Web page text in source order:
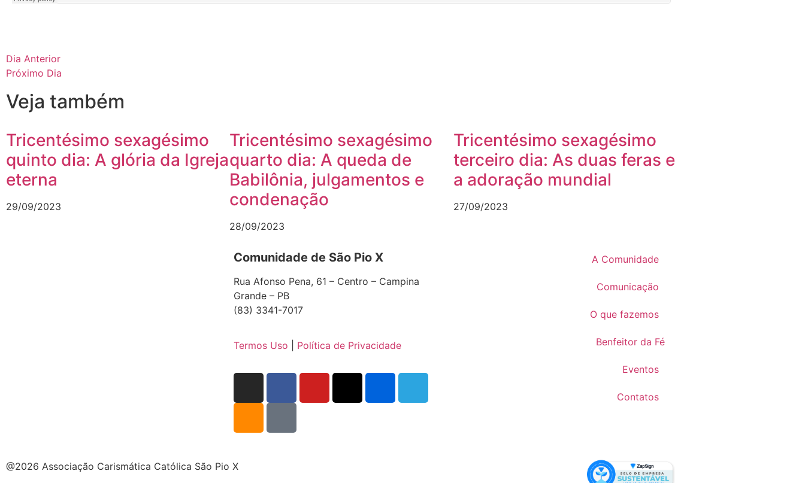
Dia Anterior
Próximo Dia
Veja também
Tricentésimo sexagésimo
quinto dia: A glória da Igreja
eterna
29/09/2023
Tricentésimo sexagésimo
quarto dia: A queda de
Babilônia, julgamentos e
condenação
28/09/2023
Tricentésimo sexagésimo
terceiro dia: As duas feras e
a adoração mundial
27/09/2023
Comunidade de São Pio X
Rua Afonso Pena, 61 – Centro – Campina
Grande – PB
(83) 3341-7017
Termos Uso Política de Privacidade
A Comunidade
Comunicação
O que fazemos
Benfeitor da Fé
Eventos
Contatos
@2026 Associação Carismática Católica São Pio X